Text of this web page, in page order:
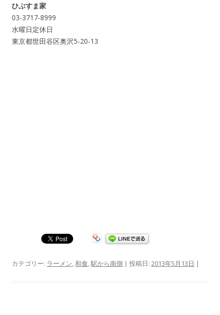
ひぶすま家
03-3717-8999
水曜日定休日
東京都世田谷区奥沢5-20-13
カテゴリー: ラーメン,和食,駅から南側 | 投稿日: 2013年5月13日 |